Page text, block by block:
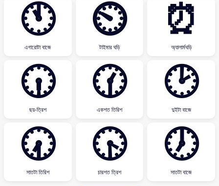
🕚
এগারোটা বাজে
⏲
টাইমার ঘড়ি
⏰
অ্যালার্মঘড়ি
🕡
ছয়-ত্রিশ
🕜
একশত তিরিশ
🕑
দুইটা বাজে
🕢
সাতটা তিরিশ
🕟
চারশত ত্রিশ
🕖
সাতটা বাজে